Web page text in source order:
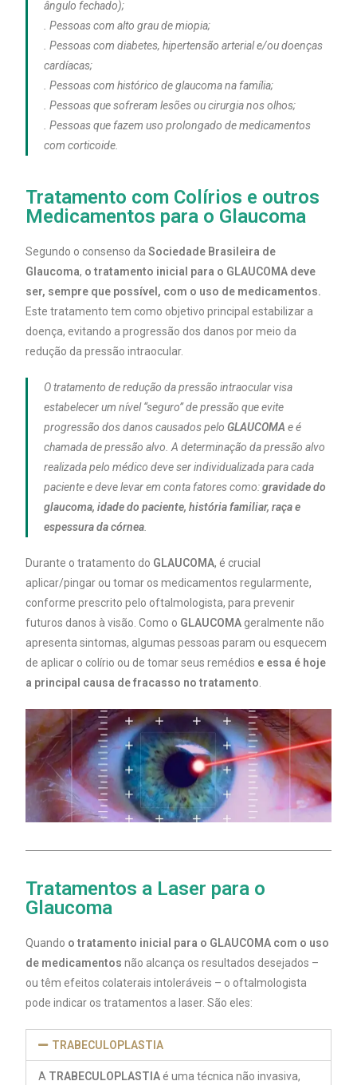
ângulo fechado);
. Pessoas com alto grau de miopia;
. Pessoas com diabetes, hipertensão arterial e/ou doenças
cardíacas;
. Pessoas com histórico de glaucoma na família;
. Pessoas que sofreram lesões ou cirurgia nos olhos;
. Pessoas que fazem uso prolongado de medicamentos
com corticoide.
Tratamento com Colírios e outros
Medicamentos para o Glaucoma
Segundo o consenso da Sociedade Brasileira de
Glaucoma, o tratamento inicial para o GLAUCOMA deve
ser, sempre que possível, com o uso de medicamentos.
Este tratamento tem como objetivo principal estabilizar a
doença, evitando a progressão dos danos por meio da
redução da pressão intraocular.
O tratamento de redução da pressão intraocular visa
estabelecer um nível “seguro” de pressão que evite
progressão dos danos causados peloGLAUCOMA e é
chamada de pressão alvo. A determinação da pressão alvo
realizada pelo médico deve ser individualizada para cada
paciente e deve levar em conta fatores como:gravidade do
glaucoma, idade do paciente, história familiar, raça e
espessura da córnea
Durante o tratamento do GLAUCOMA, é crucial
aplicar/pingar ou tomar os medicamentos regularmente,
conforme prescrito pelo oftalmologista, para prevenir
futuros danos à visão. Como o GLAUCOMA geralmente não
apresenta sintomas, algumas pessoas param ou esquecem
de aplicar o colírio ou de tomar seus remédios e essa é hoje
a principal causa de fracasso no tratamento
Tratamentos a Laser para o
Glaucoma
Quando o tratamento inicial para o GLAUCOMA com o uso
de medicamentos não alcança os resultados desejados –
ou têm efeitos colaterais intoleráveis – o oftalmologista
pode indicar os tratamentos a laser. São eles:
TRABECULOPLASTIA
A TRABECULOPLASTIAé uma técnica não invasiva,